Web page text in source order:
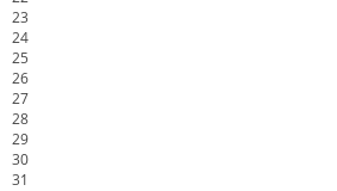
23
24
25
26
27
28
29
30
31